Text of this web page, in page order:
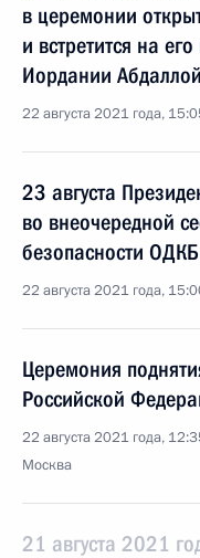
в церемонии
и встретится на
Иордании
22 августа 2021 года,
23 августа
во внеочередной
безопасности ОДКБ
22 августа 2021 года,
Церемония
Российской
22 августа 2021 года,
Москва
21 августа 2021